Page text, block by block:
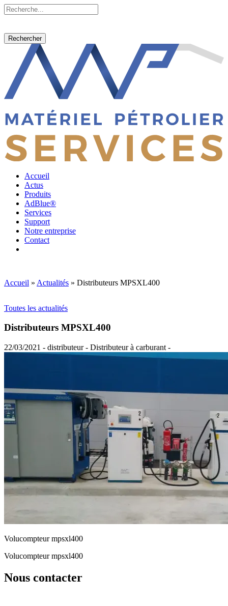
Rechercher
Accueil
Actus
Produits
AdBlue®
Services
Support
Notre entreprise
Contact
Accueil » Actualités » Distributeurs MPSXL400
Toutes les actualités
Distributeurs MPSXL400
22/03/2021 - distributeur - Distributeur à carburant -
Volucompteur mpsxl400
Volucompteur mpsxl400
Nous contacter